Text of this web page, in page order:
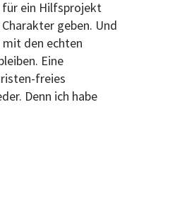
für ein Hilfsprojekt
geben. Und
mit den echten
Eine
freies
Denn ich habe